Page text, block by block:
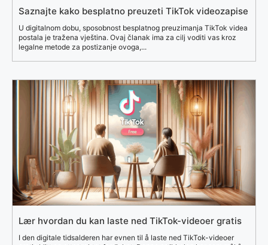
Saznajte kako besplatno preuzeti TikTok videozapise
U digitalnom dobu, sposobnost besplatnog preuzimanja TikTok videa
postala je tražena vještina. Ovaj članak ima za cilj voditi vas kroz
legalne metode za postizanje ovoga,...
Lær hvordan du kan laste ned TikTok-videoer gratis
I den digitale tidsalderen har evnen til å laste ned TikTok-videoer